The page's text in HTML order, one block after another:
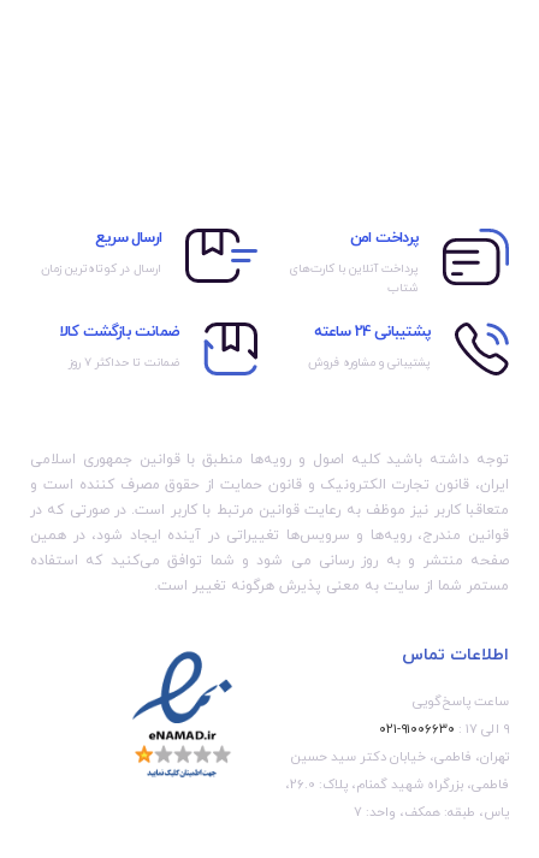
پرداخت امن
پرداخت آنلاین با کارت‌های
شتاب
ارسال سریع
ارسال در کوتاه‌ترین زمان
پشتیبانی 24 ساعته
پشتیبانی و مشاوره فروش
ضمانت بازگشت کالا
ضمانت تا حداکثر ۷ روز
توجه داشته باشید کلیه اصول و رویه‏‌ها منطبق با قوانین جمهوری اسلامی
ایران، قانون تجارت الکترونیک و قانون حمایت از حقوق مصرف کننده است و
متعاقبا کاربر نیز موظف به رعایت قوانین مرتبط با کاربر است. در صورتی که در
قوانین مندرج، رویه‏‌ها و سرویس‏‌ها تغییراتی در آینده ایجاد شود، در همین
صفحه منتشر و به روز رسانی می شود و شما توافق می‏‌کنید که استفاده
مستمر شما از سایت به معنی پذیرش هرگونه تغییر است.
اطلاعات تماس
ساعت پاسخ‌گویی
۹ الی ۱۷ :
۹۱۰۰۶۶۳۰-۰۲۱
تهران، فاطمی، خیابان دکتر سید حسین
فاطمی، بزرگراه شهید گمنام، پلاک: 26.0،
یاس، طبقه: همکف، واحد: 7